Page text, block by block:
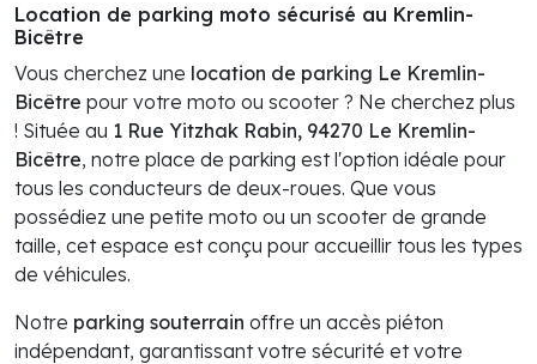
Location de parking moto sécurisé au Kremlin-
Bicêtre
Vous cherchez une location de parking Le Kremlin-
Bicêtre pour votre moto ou scooter ? Ne cherchez plus
! Située au 1 Rue Yitzhak Rabin, 94270 Le Kremlin-
Bicêtre, notre place de parking est l'option idéale pour
tous les conducteurs de deux-roues. Que vous
possédiez une petite moto ou un scooter de grande
taille, cet espace est conçu pour accueillir tous les types
de véhicules.
Notre parking souterrain offre un accès piéton
indépendant, garantissant votre sécurité et votre